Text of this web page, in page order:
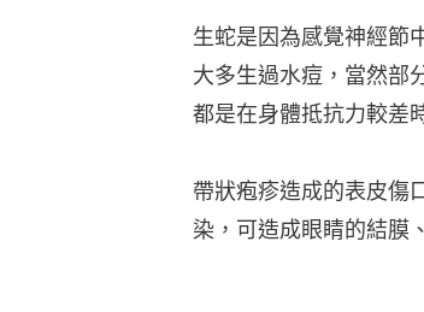
生蛇是因為感覺神經節
大多生過水痘，當然部
都是在身體抵抗力較差
帶狀疱疹造成的表皮傷
染，可造成眼睛的結膜